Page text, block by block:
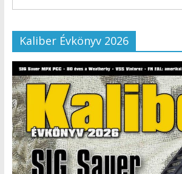
Kaliber Évkönyv 2026